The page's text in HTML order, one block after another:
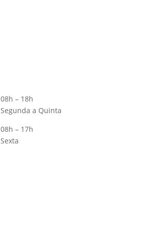
08h – 18h
Segunda a Quinta
08h – 17h
Sexta